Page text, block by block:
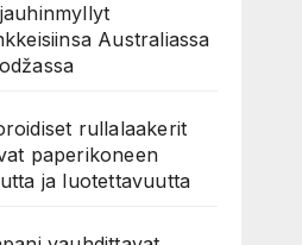
Australiassa
rullalaakerit
paperikoneen
ja luotettavuutta